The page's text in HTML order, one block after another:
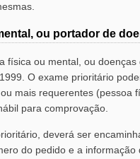
ou portador de
ou mental, ou
O exame prioritário
mais requerentes (pessoa
para comprovação.
deverá ser
do pedido e a